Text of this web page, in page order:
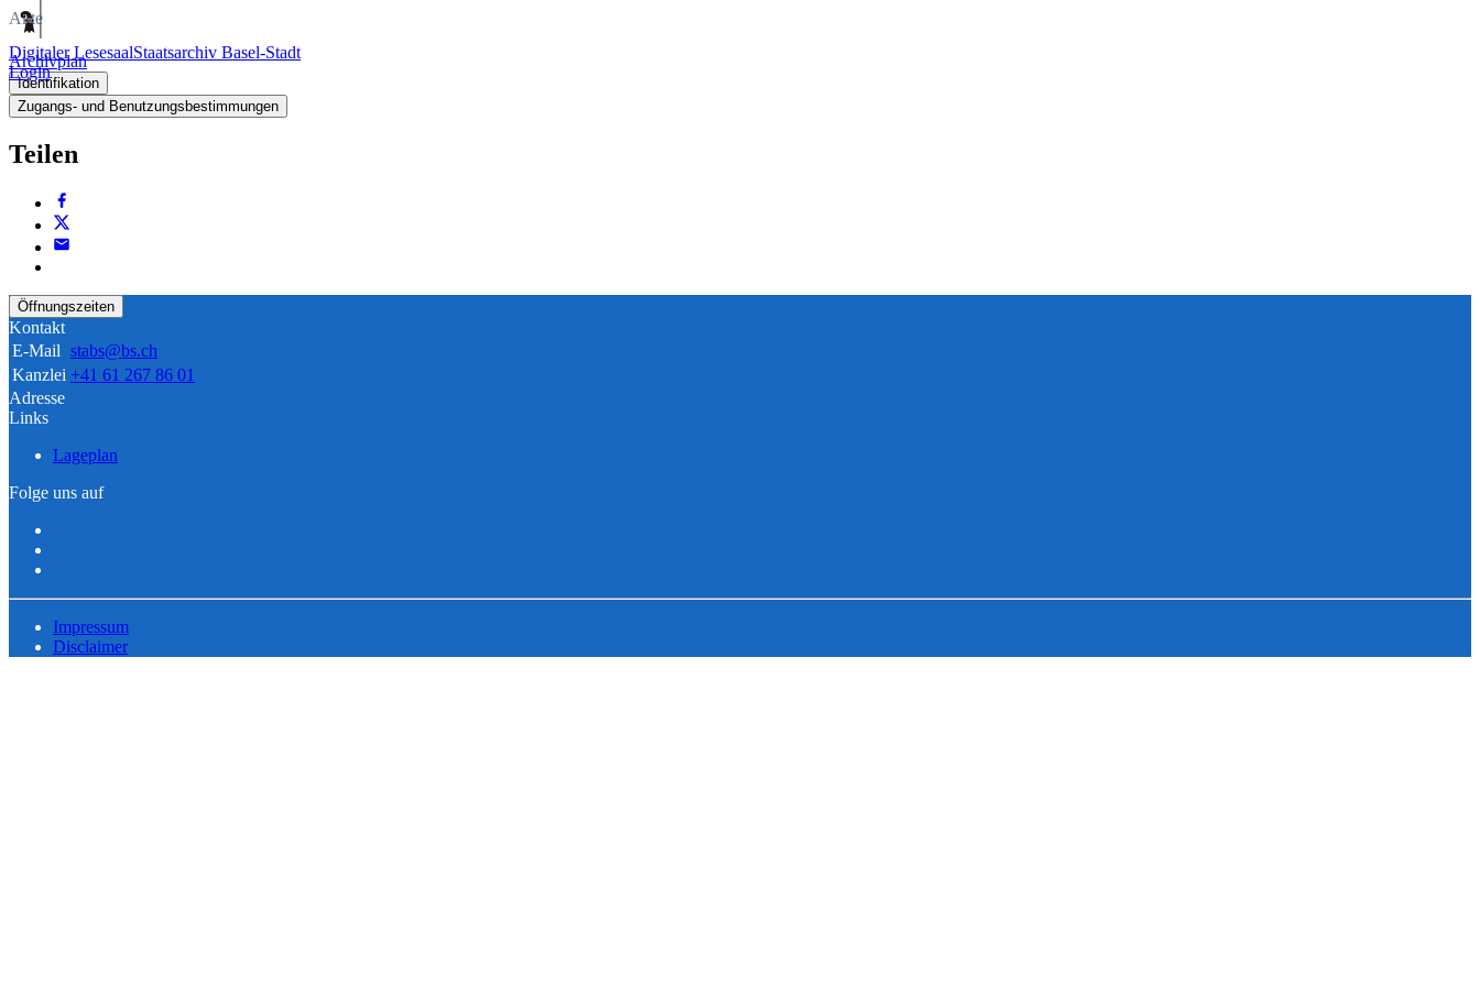
Digitaler LesesaalStaatsarchiv Basel-Stadt
Login
Akte
Archivplan
Identifikation
Zugangs- und Benutzungsbestimmungen
Teilen
Öffnungszeiten
Kontakt
E-Mail stabs@bs.ch
Kanzlei +41 61 267 86 01
Adresse
Links
Lageplan
Folge uns auf
Impressum
Disclaimer